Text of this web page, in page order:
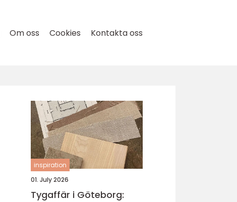
Om oss Cookies Kontakta oss
inspiration
01. July 2026
Tygaffär i Göteborg: